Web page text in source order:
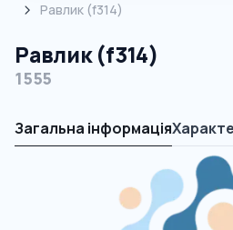
Равлик (f314)
Равлик (f314)
1555
Загальна інформація